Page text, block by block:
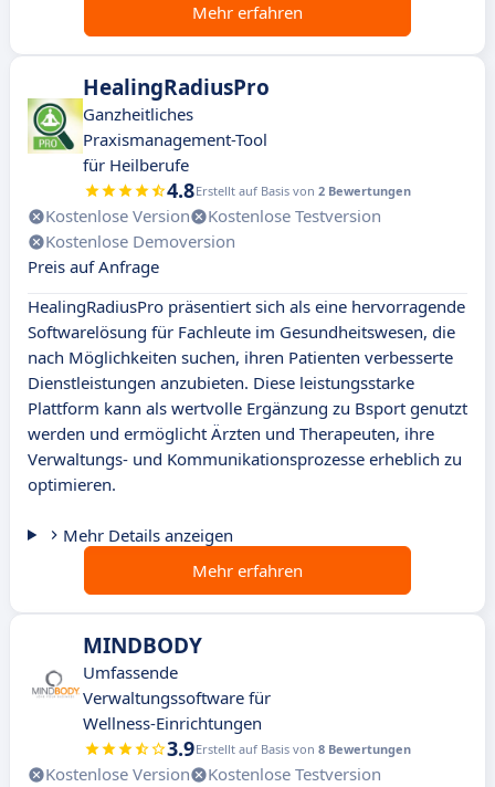
Mehr erfahren
HealingRadiusPro
Ganzheitliches
Praxismanagement-Tool
für Heilberufe
4.8Erstellt auf Basis von 2 Bewertungen
Kostenlose Version
Kostenlose Testversion
Kostenlose Demoversion
Preis auf Anfrage
HealingRadiusPro präsentiert sich als eine hervorragende
Softwarelösung für Fachleute im Gesundheitswesen, die
nach Möglichkeiten suchen, ihren Patienten verbesserte
Dienstleistungen anzubieten. Diese leistungsstarke
Plattform kann als wertvolle Ergänzung zu Bsport genutzt
werden und ermöglicht Ärzten und Therapeuten, ihre
Verwaltungs- und Kommunikationsprozesse erheblich zu
optimieren.
Mehr Details anzeigen
Mehr erfahren
MINDBODY
Umfassende
Verwaltungssoftware für
Wellness-Einrichtungen
3.9Erstellt auf Basis von 8 Bewertungen
Kostenlose Version
Kostenlose Testversion